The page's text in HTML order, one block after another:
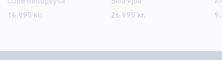
16.995 kr.
26.995 kr.